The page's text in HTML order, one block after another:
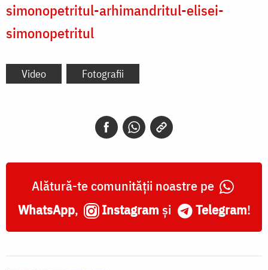
simonopetritul-arhimandritul-elisei-
simonopetritul
Video Fotografii
Alătură-te comunității noastre pe
WhatsApp, Instagram și Telegram!